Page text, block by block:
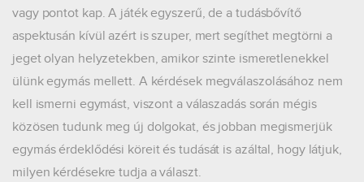
vagy pontot kap. A játék egyszerű, de a tudásbővítő
aspektusán kívül azért is szuper, mert segíthet megtörni a
jeget olyan helyzetekben, amikor szinte ismeretlenekkel
ülünk egymás mellett. A kérdések megválaszolásához nem
kell ismerni egymást, viszont a válaszadás során mégis
közösen tudunk meg új dolgokat, és jobban megismerjük
egymás érdeklődési köreit és tudását is azáltal, hogy látjuk,
milyen kérdésekre tudja a választ.